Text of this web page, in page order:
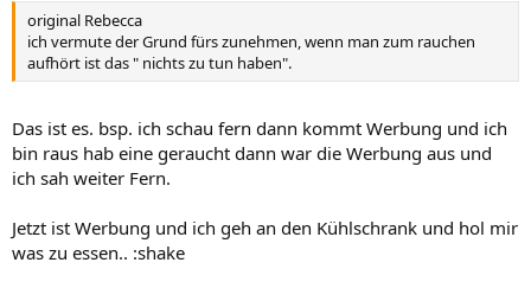
original Rebecca
ich vermute der Grund fürs zunehmen, wenn man zum rauchen
aufhört ist das " nichts zu tun haben".
Das ist es. bsp. ich schau fern dann kommt Werbung und ich
bin raus hab eine geraucht dann war die Werbung aus und
ich sah weiter Fern.
Jetzt ist Werbung und ich geh an den Kühlschrank und hol mir
was zu essen.. :shake